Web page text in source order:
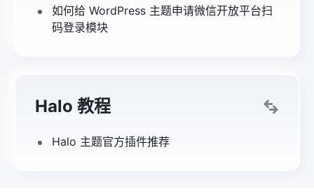
如何给 WordPress 主题申请微信开放平台扫
码登录模块
Halo 教程
Halo 主题官方插件推荐